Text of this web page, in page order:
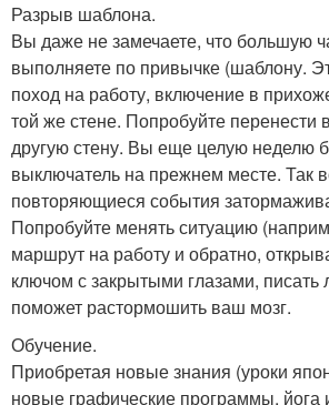
Разрыв шаблона.
Вы даже не замечаете, что большую
выполняете по привычке (шаблону.
поход на работу, включение в
той же стене. Попробуйте перенести
другую стену. Вы еще целую неделю
выключатель на прежнем месте. Так
повторяющиеся события
Попробуйте менять ситуацию
маршрут на работу и обратно,
ключом с закрытыми глазами, писать
поможет растормошить ваш мозг.
Обучение.
Приобретая новые знания (уроки
новые графические программы, йога